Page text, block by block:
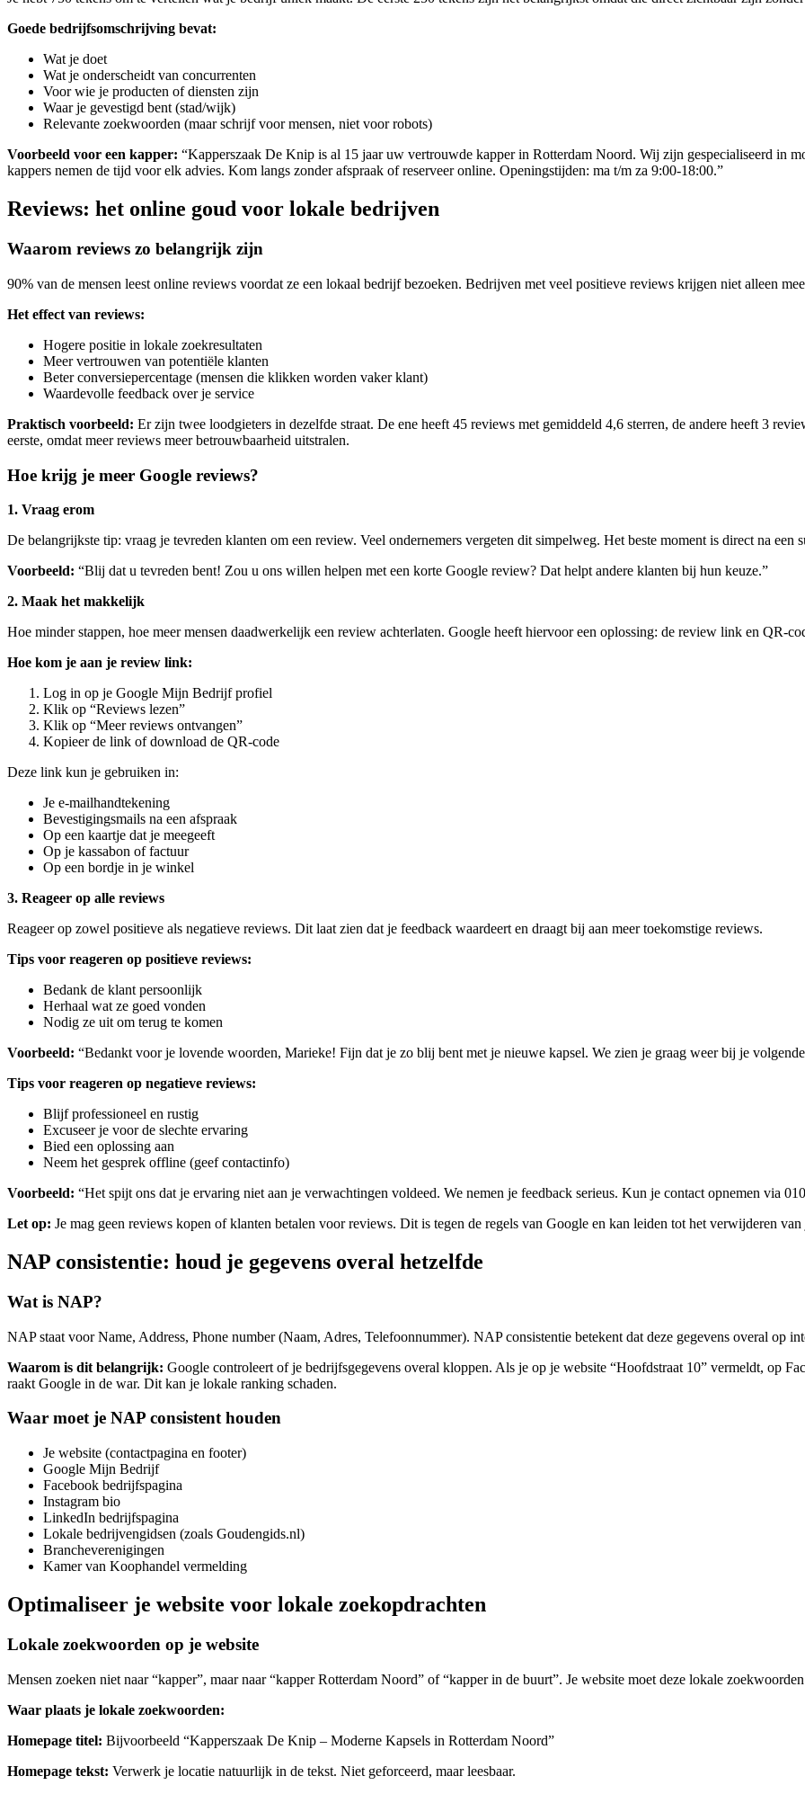
Goede bedrijfsomschrijving bevat:
Wat je doet
Wat je onderscheidt van concurrenten
Voor wie je producten of diensten zijn
Waar je gevestigd bent (stad/wijk)
Relevante zoekwoorden (maar schrijf voor mensen, niet voor robots)
Voorbeeld voor een kapper: “Kapperszaak De Knip is al 15 jaar uw vertrouwde kapper in Rotterdam Noord. Wij zijn gespecialiseerd in
kappers nemen de tijd voor elk advies. Kom langs zonder afspraak of reserveer online. Openingstijden: ma t/m za 9:00-18:00.”
Reviews: het online goud voor lokale bedrijven
Waarom reviews zo belangrijk zijn
90% van de mensen leest online reviews voordat ze een lokaal bedrijf bezoeken. Bedrijven met veel positieve reviews krijgen niet alleen
Het effect van reviews:
Hogere positie in lokale zoekresultaten
Meer vertrouwen van potentiële klanten
Beter conversiepercentage (mensen die klikken worden vaker klant)
Waardevolle feedback over je service
Praktisch voorbeeld: Er zijn twee loodgieters in dezelfde straat. De ene heeft 45 reviews met gemiddeld 4,6 sterren, de andere heeft 3
eerste, omdat meer reviews meer betrouwbaarheid uitstralen.
Hoe krijg je meer Google reviews?
1. Vraag erom
De belangrijkste tip: vraag je tevreden klanten om een review. Veel ondernemers vergeten dit simpelweg. Het beste moment is direct na een
Voorbeeld: “Blij dat u tevreden bent! Zou u ons willen helpen met een korte Google review? Dat helpt andere klanten bij hun keuze.”
2. Maak het makkelijk
Hoe minder stappen, hoe meer mensen daadwerkelijk een review achterlaten. Google heeft hiervoor een oplossing: de review link en QR-
Hoe kom je aan je review link:
Log in op je Google Mijn Bedrijf profiel
Klik op “Reviews lezen”
Klik op “Meer reviews ontvangen”
Kopieer de link of download de QR-code
Deze link kun je gebruiken in:
Je e-mailhandtekening
Bevestigingsmails na een afspraak
Op een kaartje dat je meegeeft
Op je kassabon of factuur
Op een bordje in je winkel
3. Reageer op alle reviews
Reageer op zowel positieve als negatieve reviews. Dit laat zien dat je feedback waardeert en draagt bij aan meer toekomstige reviews.
Tips voor reageren op positieve reviews:
Bedank de klant persoonlijk
Herhaal wat ze goed vonden
Nodig ze uit om terug te komen
Voorbeeld: “Bedankt voor je lovende woorden, Marieke! Fijn dat je zo blij bent met je nieuwe kapsel. We zien je graag weer bij je
Tips voor reageren op negatieve reviews:
Blijf professioneel en rustig
Excuseer je voor de slechte ervaring
Bied een oplossing aan
Neem het gesprek offline (geef contactinfo)
Voorbeeld: “Het spijt ons dat je ervaring niet aan je verwachtingen voldeed. We nemen je feedback serieus. Kun je contact opnemen via
Let op: Je mag geen reviews kopen of klanten betalen voor reviews. Dit is tegen de regels van Google en kan leiden tot het verwijderen
NAP consistentie: houd je gegevens overal hetzelfde
Wat is NAP?
NAP staat voor Name, Address, Phone number (Naam, Adres, Telefoonnummer). NAP consistentie betekent dat deze gegevens overal op
Waarom is dit belangrijk: Google controleert of je bedrijfsgegevens overal kloppen. Als je op je website “Hoofdstraat 10” vermeldt, op
raakt Google in de war. Dit kan je lokale ranking schaden.
Waar moet je NAP consistent houden
Je website (contactpagina en footer)
Google Mijn Bedrijf
Facebook bedrijfspagina
Instagram bio
LinkedIn bedrijfspagina
Lokale bedrijvengidsen (zoals Goudengids.nl)
Brancheverenigingen
Kamer van Koophandel vermelding
Optimaliseer je website voor lokale zoekopdrachten
Lokale zoekwoorden op je website
Mensen zoeken niet naar “kapper”, maar naar “kapper Rotterdam Noord” of “kapper in de buurt”. Je website moet deze lokale
Waar plaats je lokale zoekwoorden:
Homepage titel: Bijvoorbeeld “Kapperszaak De Knip – Moderne Kapsels in Rotterdam Noord”
Homepage tekst: Verwerk je locatie natuurlijk in de tekst. Niet geforceerd, maar leesbaar.